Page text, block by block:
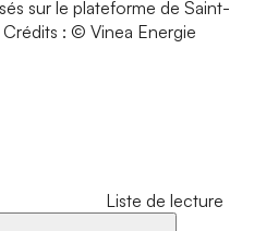
sur le plateforme de Saint-
Crédits : © Vinea Energie
Liste de lecture